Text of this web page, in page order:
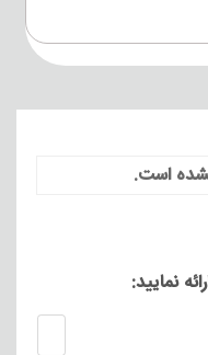
است.
نمایید: